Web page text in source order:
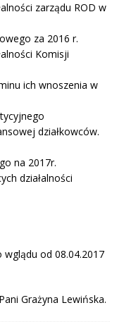
zarządu ROD w
za 2016 r.
Komisji
ich wnoszenia w
działkowców.
na 2017r.
działalności
od 08.04.2017
Grażyna Lewińska.